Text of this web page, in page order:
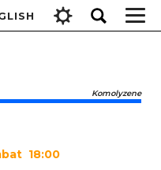
Komolyzene
18:00